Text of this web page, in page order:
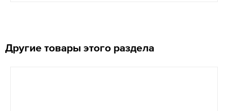
Другие товары этого раздела